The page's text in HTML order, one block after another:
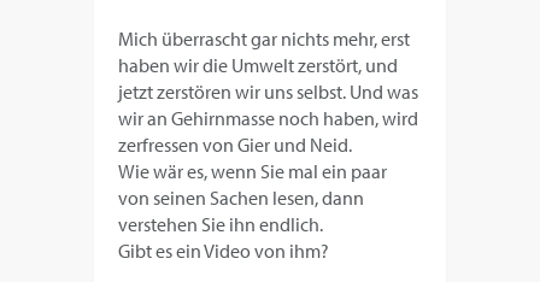
Mich überrascht gar nichts mehr, erst
haben wir die Umwelt zerstört, und
jetzt zerstören wir uns selbst. Und was
wir an Gehirnmasse noch haben, wird
zerfressen von Gier und Neid.
Wie wär es, wenn Sie mal ein paar
von seinen Sachen lesen, dann
verstehen Sie ihn endlich.
Gibt es ein Video von ihm?